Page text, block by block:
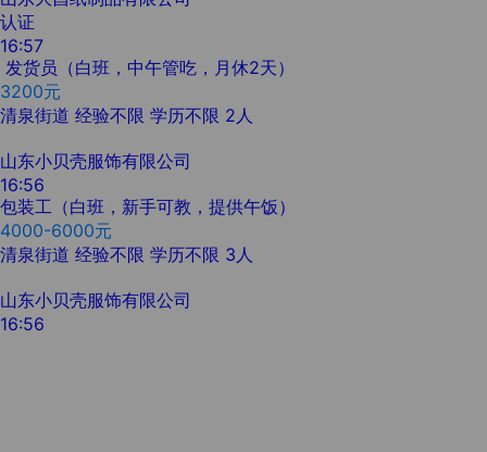
认证
16:57
发货员（白班，中午管吃，月休2天）
3200元
清泉街道 经验不限 学历不限 2人
山东小贝壳服饰有限公司
16:56
包装工（白班，新手可教，提供午饭）
4000-6000元
清泉街道 经验不限 学历不限 3人
山东小贝壳服饰有限公司
16:56